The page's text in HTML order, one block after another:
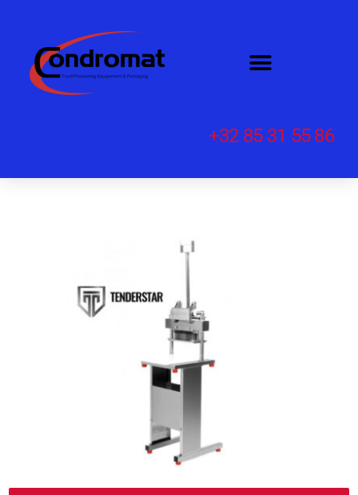
+32 85 31 55 86